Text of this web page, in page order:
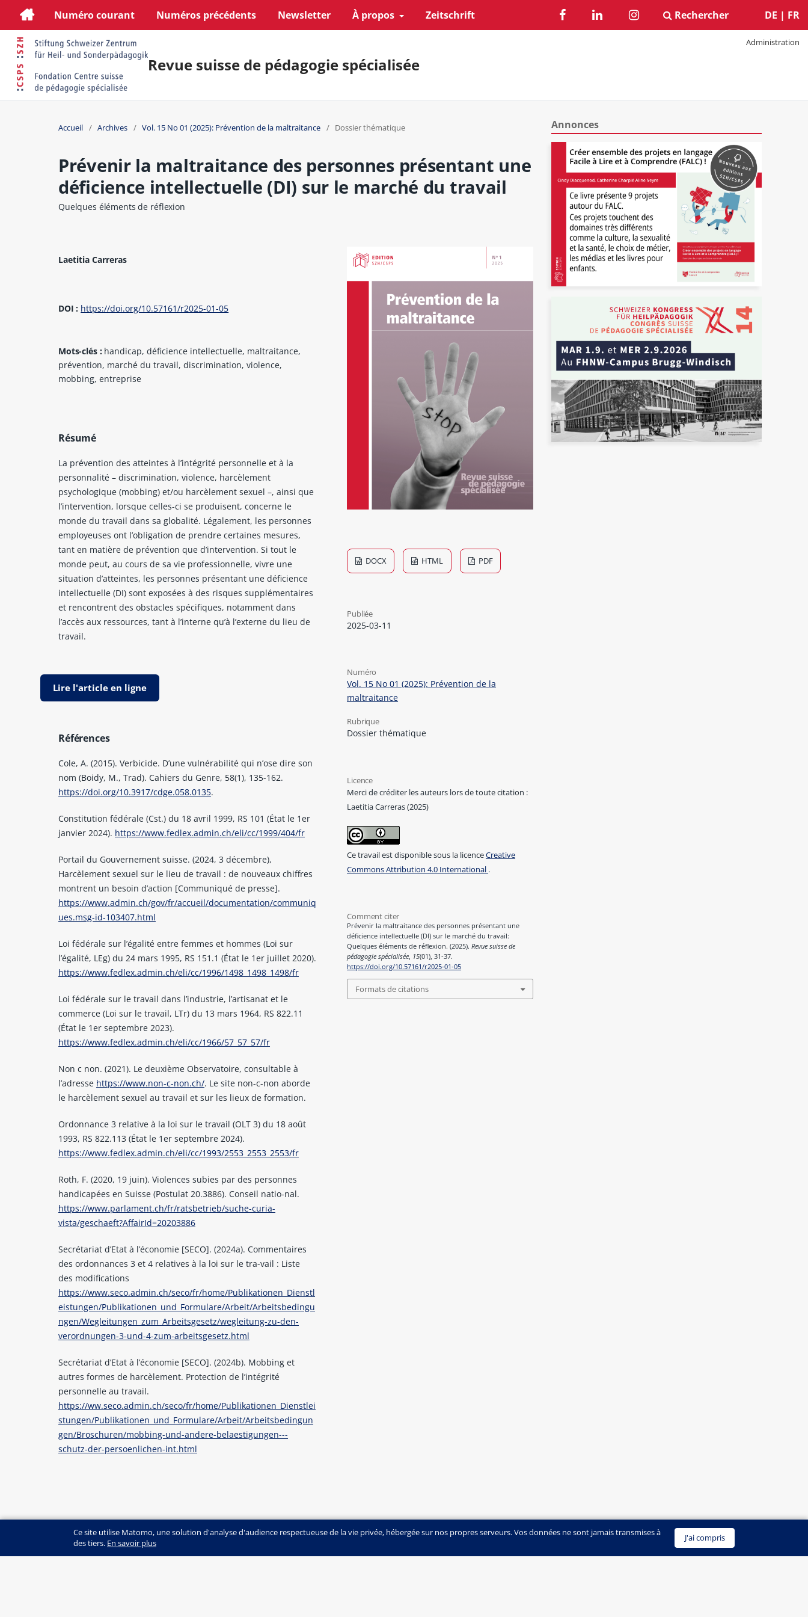
Numéro courant Numéros précédents Newsletter À propos Zeitschrift
Administration
DE | FR
Rechercher
Revue suisse de pédagogie spécialisée
Accueil / Archives / Vol. 15 No 01 (2025): Prévention de la maltraitance / Dossier thématique
Prévenir la maltraitance des personnes présentant une
déficience intellectuelle (DI) sur le marché du travail
Quelques éléments de réflexion
Laetitia Carreras
DOI : https://doi.org/10.57161/r2025-01-05
Mots-clés : handicap, déficience intellectuelle, maltraitance,
prévention, marché du travail, discrimination, violence,
mobbing, entreprise
Résumé
La prévention des atteintes à l’intégrité personnelle et à la
personnalité – discrimination, violence, harcèlement
psychologique (mobbing) et/ou harcèlement sexuel –, ainsi que
l’intervention, lorsque celles-ci se produisent, concerne le
monde du travail dans sa globalité. Légalement, les personnes
employeuses ont l’obligation de prendre certaines mesures,
tant en matière de prévention que d’intervention. Si tout le
monde peut, au cours de sa vie professionnelle, vivre une
situation d’atteintes, les personnes présentant une déficience
intellectuelle (DI) sont exposées à des risques supplémentaires
et rencontrent des obstacles spécifiques, notamment dans
l’accès aux ressources, tant à l’interne qu’à l’externe du lieu de
travail.
Lire l'article en ligne
Références
Cole, A. (2015). Verbicide. D’une vulnérabilité qui n’ose dire son
nom (Boidy, M., Trad). Cahiers du Genre, 58(1), 135-162.
https://doi.org/10.3917/cdge.058.0135.
Constitution fédérale (Cst.) du 18 avril 1999, RS 101 (État le 1er
janvier 2024). https://www.fedlex.admin.ch/eli/cc/1999/404/fr
Portail du Gouvernement suisse. (2024, 3 décembre),
Harcèlement sexuel sur le lieu de travail : de nouveaux chiffres
montrent un besoin d’action [Communiqué de presse].
https://www.admin.ch/gov/fr/accueil/documentation/communiq
ues.msg-id-103407.html
Loi fédérale sur l’égalité entre femmes et hommes (Loi sur
l’égalité, LEg) du 24 mars 1995, RS 151.1 (État le 1er juillet 2020).
https://www.fedlex.admin.ch/eli/cc/1996/1498_1498_1498/fr
Loi fédérale sur le travail dans l’industrie, l’artisanat et le
commerce (Loi sur le travail, LTr) du 13 mars 1964, RS 822.11
(État le 1er septembre 2023).
https://www.fedlex.admin.ch/eli/cc/1966/57_57_57/fr
Non c non. (2021). Le deuxième Observatoire, consultable à
l’adresse https://www.non-c-non.ch/. Le site non-c-non aborde
le harcèlement sexuel au travail et sur les lieux de formation.
Ordonnance 3 relative à la loi sur le travail (OLT 3) du 18 août
1993, RS 822.113 (État le 1er septembre 2024).
https://www.fedlex.admin.ch/eli/cc/1993/2553_2553_2553/fr
Roth, F. (2020, 19 juin). Violences subies par des personnes
handicapées en Suisse (Postulat 20.3886). Conseil natio-nal.
https://www.parlament.ch/fr/ratsbetrieb/suche-curia-
vista/geschaeft?AffairId=20203886
Secrétariat d’Etat à l’économie [SECO]. (2024a). Commentaires
des ordonnances 3 et 4 relatives à la loi sur le tra-vail : Liste
des modifications
https://www.seco.admin.ch/seco/fr/home/Publikationen_Dienstl
eistungen/Publikationen_und_Formulare/Arbeit/Arbeitsbedingu
ngen/Wegleitungen_zum_Arbeitsgesetz/wegleitung-zu-den-
verordnungen-3-und-4-zum-arbeitsgesetz.html
Secrétariat d’Etat à l’économie [SECO]. (2024b). Mobbing et
autres formes de harcèlement. Protection de l’intégrité
personnelle au travail.
https://ww.seco.admin.ch/seco/fr/home/Publikationen_Dienstlei
stungen/Publikationen_und_Formulare/Arbeit/Arbeitsbedingun
gen/Broschuren/mobbing-und-andere-belaestigungen---
schutz-der-persoenlichen-int.html
DOCX HTML PDF
Publiée
2025-03-11
Numéro
Vol. 15 No 01 (2025): Prévention de la
maltraitance
Rubrique
Dossier thématique
Licence
Merci de créditer les auteurs lors de toute citation :
Laetitia Carreras (2025)
Ce travail est disponible sous la licenceCreative
Commons Attribution 4.0 International .
Comment citer
Prévenir la maltraitance des personnes présentant une
déficience intellectuelle (DI) sur le marché du travail:
Quelques éléments de réflexion. (2025).Revue suisse de
pédagogie spécialisée, 15(01), 31-37.
https://doi.org/10.57161/r2025-01-05
Formats de citations
Annonces
© SZH/CSPS
Ce site utilise Matomo, une solution d'analyse d'audience respectueuse de la vie privée, hébergée sur nos propres serveurs. Vos données ne sont jamais transmises à
des tiers. En savoir plus J'ai compris